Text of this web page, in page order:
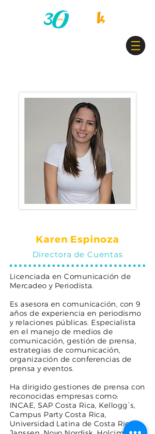
Karen Espinoza
Directora de Cuentas
Licenciada en Comunicación de
Mercadeo y Periodista.
Es asesora en comunicación, con 9
años de experiencia en periodismo
y relaciones públicas. Especialista
en el manejo de medios de
comunicación, gestión de prensa,
estrategias de comunicación,
organización de conferencias de
prensa y eventos.
Ha dirigido gestiones de prensa con
reconocidas empresas como:
INCAE, SAP Costa Rica, Kellogg´s,
Campus Party Costa Rica,
Universidad Latina de Costa Rica,